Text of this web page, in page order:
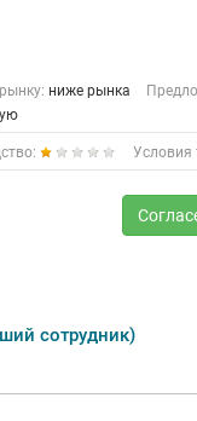
ниже рынка
Условия
сотрудник)